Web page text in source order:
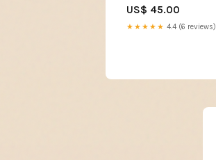
US$ 45.00
★★★★★ 4.4 (6 reviews)